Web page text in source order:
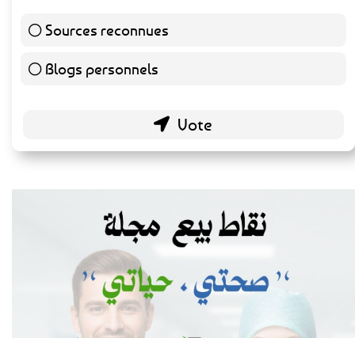
Sources reconnues
Blogs personnels